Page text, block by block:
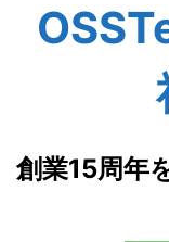
創業15周年